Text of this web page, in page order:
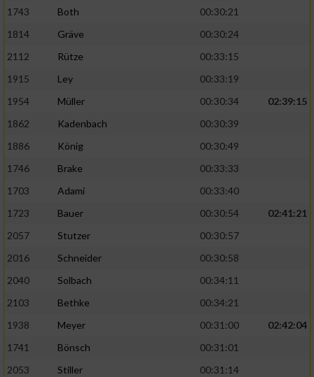
1743
Both
00:30:21
1814
Gräve
00:30:24
2112
Rütze
00:33:15
1915
Ley
00:33:19
1954
Müller 00:30:34
02:39:15
1862
Kadenbach
00:30:39
1886
König
00:30:49
1746
Brake
00:33:33
1703
Adami
00:33:40
1723
Bauer 00:30:54
02:41:21
2057
Stutzer
00:30:57
2016
Schneider
00:30:58
2040
Solbach
00:34:11
2103
Bethke
00:34:21
1938
Meyer 00:31:00
02:42:04
1741
Bönsch
00:31:01
2053
Stiller
00:31:14